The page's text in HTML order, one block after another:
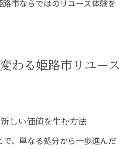
市ならではのリユース体験を
わる姫路市リユース
しい価値を生む方法
、単なる処分から一歩進んだ